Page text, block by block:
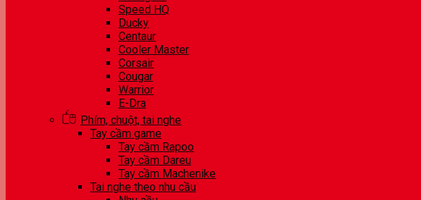
Speed HQ
Ducky
Centaur
Cooler Master
Corsair
Cougar
Warrior
E-Dra
Phím, chuột, tai nghe
Tay cầm game
Tay cầm Rapoo
Tay cầm Dareu
Tay cầm Machenike
Tai nghe theo nhu cầu